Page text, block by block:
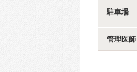
駐車場
管理医師